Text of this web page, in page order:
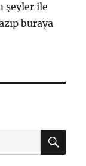
şeyler ile
buraya